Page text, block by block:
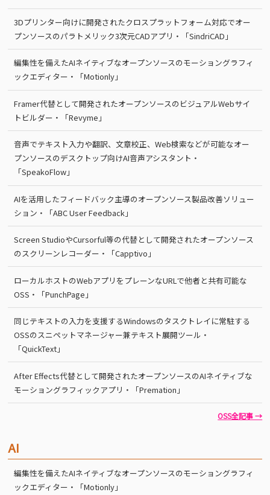
3Dプリンター向けに開発されたクロスプラットフォーム対応でオー
プンソースのパラトメリック3次元CADアプリ・「SindriCAD」
編集性を備えたAIネイティブなオープンソースのモーショングラフィ
ックエディター・「Motionly」
Framer代替として開発されたオープンソースのビジュアルWebサイ
トビルダー・「Revyme」
音声でテキスト入力や翻訳、文章校正、Web検索などが可能なオー
プンソースのデスクトップ向けAI音声アシスタント・
「SpeakoFlow」
AIを活用したフィードバック主導のオープンソース製品改善ソリュー
ション・「ABC User Feedback」
Screen StudioやCursorful等の代替として開発されたオープンソース
のスクリーンレコーダー・「Capptivo」
ローカルホストのWebアプリをプレーンなURLで他者と共有可能な
OSS・「PunchPage」
同じテキストの入力を支援するWindowsのタスクトレイに常駐する
OSSのスニペットマネージャー兼テキスト展開ツール・
「QuickText」
After Effects代替として開発されたオープンソースのAIネイティブな
モーショングラフィックアプリ・「Premation」
OSS全記事 →
AI
編集性を備えたAIネイティブなオープンソースのモーショングラフィ
ックエディター・「Motionly」